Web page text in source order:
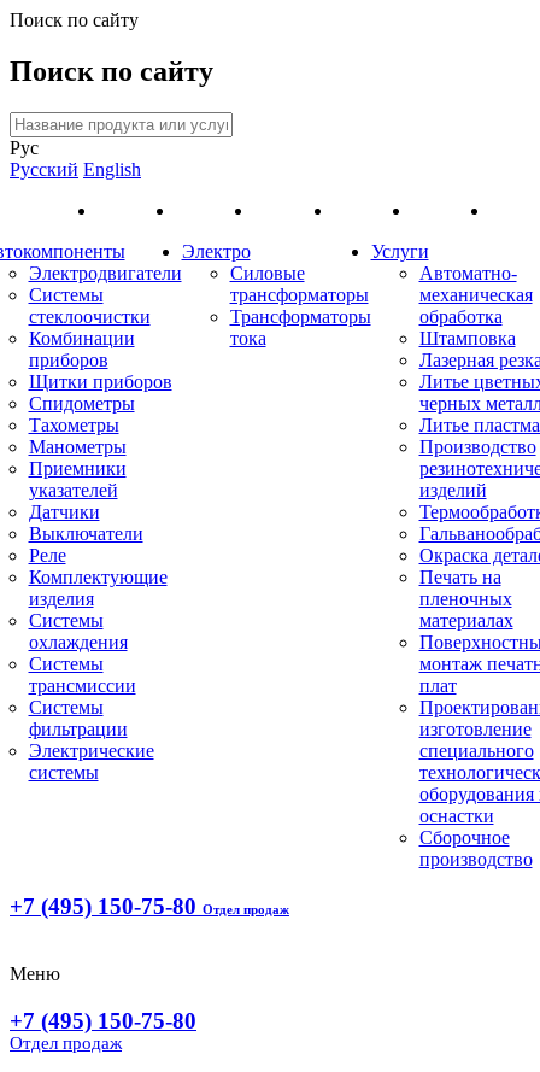
Поиск по сайту
Поиск по сайту
Рус
Русский English
Электродвигатели
Системы
стеклоочистки
Комбинации
приборов
Щитки приборов
Спидометры
Тахометры
Манометры
Приемники
указателей
Датчики
Выключатели
Реле
Комплектующие
изделия
Системы
охлаждения
Системы
трансмиссии
Системы
фильтрации
Электрические
системы
Электро
Силовые
трансформаторы
Трансформаторы
тока
Услуги
Автоматно-
механическая
обработка
Штамповка
Лазерная
Литье
черных
Литье
Производство
изделий
Окраска
Печать на
пленочных
материалах
монтаж
плат
изготовление
специального
оборудования
оснастки
Сборочное
производство
+7 (495) 150-75-80 Отдел продаж
Меню
+7 (495) 150-75-80
Отдел продаж